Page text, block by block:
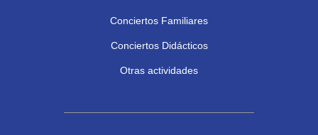
Conciertos Familiares
Conciertos Didácticos
Otras actividades